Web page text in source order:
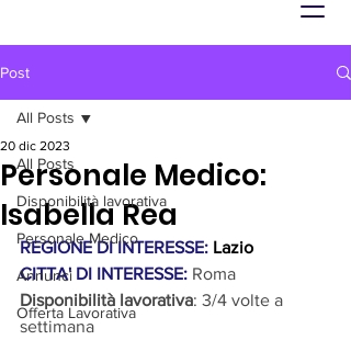
Post
All Posts
Disponibilità lavorativa
Personale Medico
Annunci
Offerta Lavorativa
All Posts
Personale Medico:
Isabella Rea
20 dic 2023
REGIONE DI INTERESSE: Lazio
CITTA' DI INTERESSE: Roma
Disponibilità lavorativa: 3/4 volte a
settimana